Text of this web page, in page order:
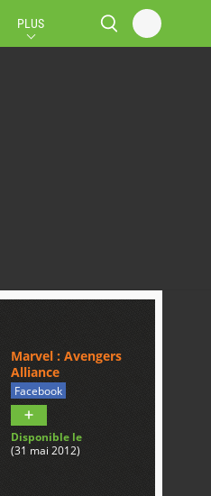
PLUS
Marvel : Avengers
Alliance
Facebook
Disponible le
(31 mai 2012)